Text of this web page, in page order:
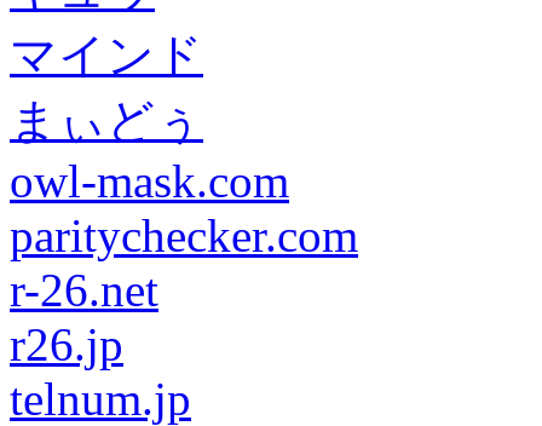
マインド
まぃどぅ
owl-mask.com
paritychecker.com
r-26.net
r26.jp
telnum.jp